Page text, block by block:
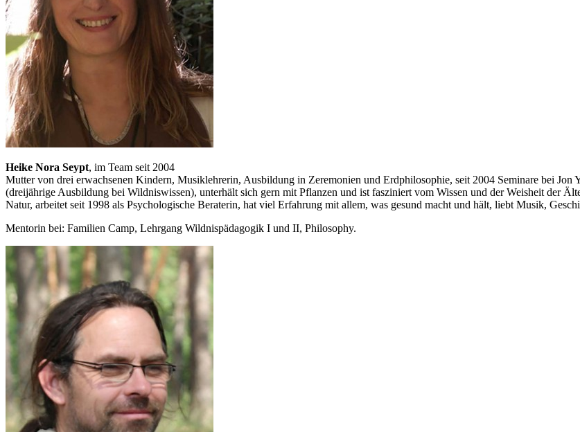
Heike Nora Seypt, im Team seit 2004
Mutter von drei erwachsenen Kindern, Musiklehrerin, Ausbildung in Zeremonien und Erdphilosophie, seit 2004 Seminare bei Jon
(dreijährige Ausbildung bei Wildniswissen), unterhält sich gern mit Pflanzen und ist fasziniert vom Wissen und der Weisheit der
Natur, arbeitet seit 1998 als Psychologische Beraterin, hat viel Erfahrung mit allem, was gesund macht und hält, liebt Musik,
Mentorin bei: Familien Camp, Lehrgang Wildnispädagogik I und II, Philosophy.